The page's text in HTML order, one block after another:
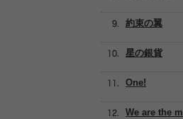
星の銀貨
約束の翼
One!
We are the